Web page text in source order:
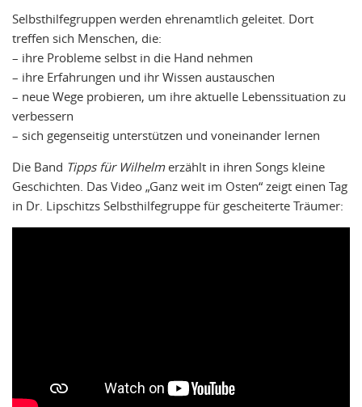
Selbsthilfegruppen werden ehrenamtlich geleitet. Dort
treffen sich Menschen, die:
– ihre Probleme selbst in die Hand nehmen
– ihre Erfahrungen und ihr Wissen austauschen
– neue Wege probieren, um ihre aktuelle Lebenssituation zu
verbessern
– sich gegenseitig unterstützen und voneinander lernen
Die Band Tipps für Wilhelmerzählt in ihren Songs kleine
Geschichten. Das Video „Ganz weit im Osten“ zeigt einen Tag
in Dr. Lipschitzs Selbsthilfegruppe für gescheiterte Träumer: